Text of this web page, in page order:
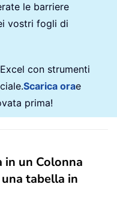
le barriere
vostri fogli di
con strumenti
Scarica orae
prima!
in un Colonna
tabella in